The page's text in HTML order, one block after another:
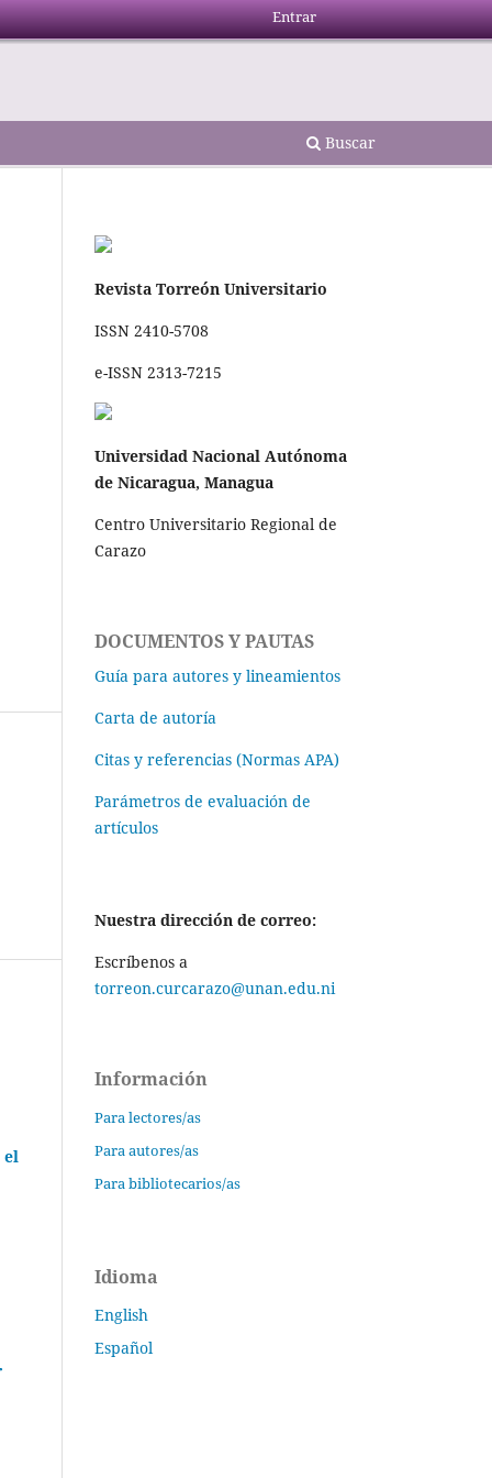
Buscar
Entrar
el
Revista Torreón Universitario
ISSN 2410-5708
e-ISSN 2313-7215
Universidad Nacional Autónoma
de Nicaragua, Managua
Centro Universitario Regional de
Carazo
DOCUMENTOS Y PAUTAS
Guía para autores y lineamientos
Carta de autoría
Citas y referencias (Normas APA)
Parámetros de evaluación de
artículos
Nuestra dirección de correo:
Escríbenos a
torreon.curcarazo@unan.edu.ni
Información
Para lectores/as
Para autores/as
Para bibliotecarios/as
Idioma
English
Español